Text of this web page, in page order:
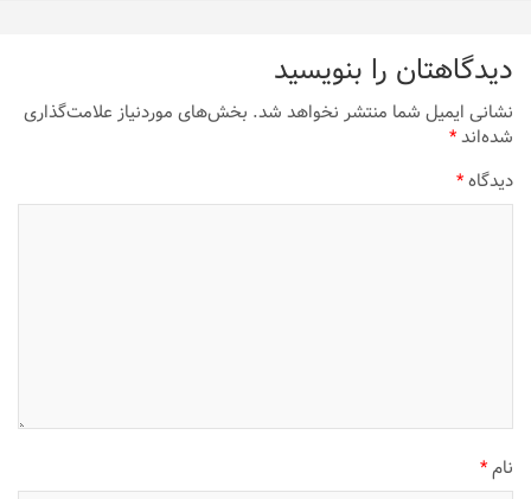
دیدگاهتان را بنویسید
نشانی ایمیل شما منتشر نخواهد شد.بخش‌های موردنیاز علامت‌گذاری
شده‌اند*
دیدگاه*
نام*